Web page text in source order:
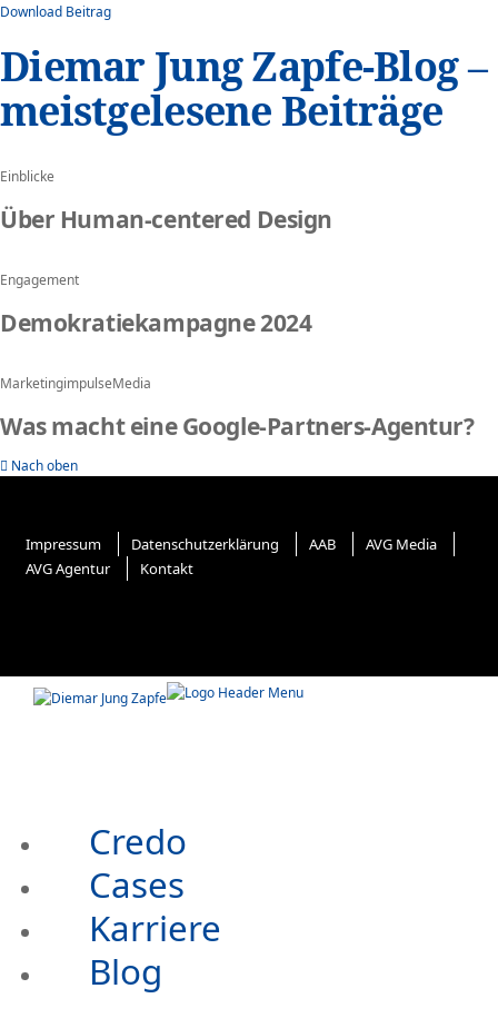
Download Beitrag
Diemar Jung Zapfe-Blog –
meistgelesene Beiträge
Einblicke
Über Human-centered Design
Engagement
Demokratiekampagne 2024
MarketingimpulseMedia
Was macht eine Google-Partners-Agentur?
Nach oben
Impressum Datenschutzerklärung AAB
AVG Media
AVG Agentur
Kontakt
Credo
Cases
Karriere
Blog